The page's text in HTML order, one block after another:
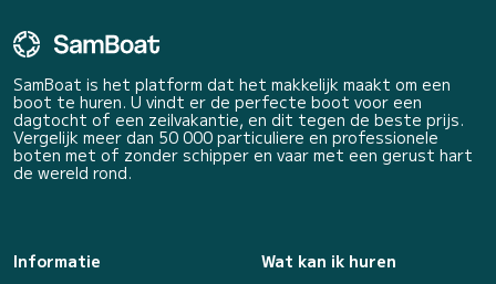
SamBoat is het platform dat het makkelijk maakt om een
boot te huren. U vindt er de perfecte boot voor een
dagtocht of een zeilvakantie, en dit tegen de beste prijs.
Vergelijk meer dan 50 000 particuliere en professionele
boten met of zonder schipper en vaar met een gerust hart
de wereld rond.
Informatie
Wat kan ik huren